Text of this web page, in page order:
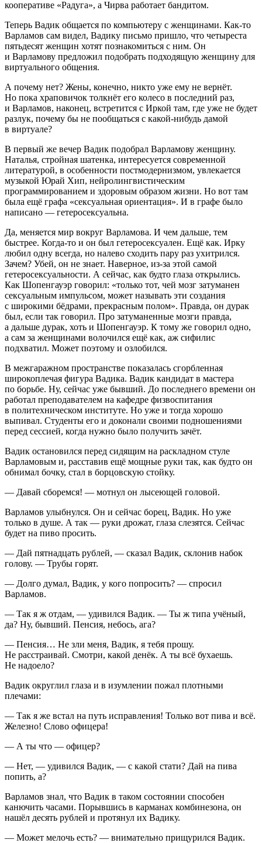
кооперативе «Радуга», а Чирва работает бандитом.
Теперь Вадик общается по компьютеру с женщинами. Как-то
Варламов сам видел, Вадику письмо пришло, что четыреста
пятьдесят женщин хотят познакомиться с ним. Он
и Варламову предложил подобрать подходящую женщину для
виртуального общения.
А почему нет? Жены, конечно, никто уже ему не вернёт.
Но пока храповичок толкнёт его колесо в последний раз,
и Варламов, наконец, встретится с Иркой там, где уже не будет
разлук, почему бы не пообщаться с какой-нибудь дамой
в виртуале?
В первый же вечер Вадик подобрал Варламову женщину.
Наталья, стройная шатенка, интересуется современной
литературой, в особенности постмодернизмом, увлекается
музыкой Юрай Хип, нейролингвистическим
программированием и здоровым образом жизни. Но вот там
была ещё графа «сексуальная ориентация». И в графе было
написано — гетеросексуальна.
Да, меняется мир вокруг Варламова. И чем дальше, тем
быстрее. Когда-то и он был гетеросексуален. Ещё как. Ирку
любил одну всегда, но налево сходить пару раз ухитрился.
Зачем? Убей, он не знает. Наверное, из-за этой самой
гетеросексуальности. А сейчас, как будто глаза открылись.
Как Шопенгауэр говорил: «только тот, чей мозг затуманен
сексуальным импульсом, может называть эти создания
с широкими бёдрами, прекрасным полом». Правда, он дурак
был, если так говорил. Про затуманенные мозги правда,
а дальше дурак, хоть и Шопенгауэр. К тому же говорил одно,
а сам за женщинами волочился ещё как, аж сифилис
подхватил. Может поэтому и озлобился.
В межгаражном пространстве показалась сгорбленная
широкоплечая фигура Вадика. Вадик кандидат в мастера
по борьбе. Ну, сейчас уже бывший. До последнего времени он
работал преподавателем на кафедре физвоспитания
в политехническом институте. Но уже и тогда хорошо
выпивал. Студенты его и доконали своими подношениями
перед сессией, когда нужно было получить зачёт.
Вадик остановился перед сидящим на раскладном стуле
Варламовым и, расставив ещё мощные руки так, как будто он
обнимал бочку, стал в борцовскую стойку.
— Давай сборемся! — мотнул он лысеющей головой.
Варламов улыбнулся. Он и сейчас борец, Вадик. Но уже
только в душе. А так — руки дрожат, глаза слезятся. Сейчас
будет на пиво просить.
— Дай пятнадцать рублей, — сказал Вадик, склонив набок
голову. — Трубы горят.
— Долго думал, Вадик, у кого попросить? — спросил
Варламов.
— Так я ж отдам, — удивился Вадик. — Ты ж типа учёный,
да? Ну, бывший. Пенсия, небось, ага?
— Пенсия… Не зли меня, Вадик, я тебя прошу.
Не расстраивай. Смотри, какой денёк. А ты всё бухаешь.
Не надоело?
Вадик округлил глаза и в изумлении пожал плотными
плечами:
— Так я же встал на путь исправления! Только вот пива и всё.
Железно! Слово офицера!
— А ты что — офицер?
— Нет, — удивился Вадик, — с какой стати? Дай на пива
попить, а?
Варламов знал, что Вадик в таком состоянии способен
канючить часами. Порывшись в карманах комбинезона, он
нашёл десять рублей и протянул их Вадику.
— Может мелочь есть? — внимательно прищурился Вадик.